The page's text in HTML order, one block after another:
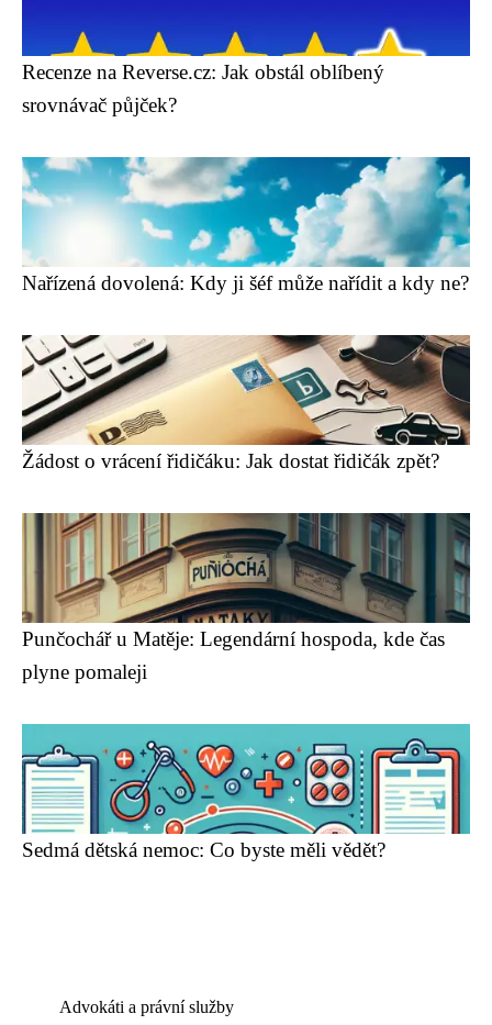
Recenze na Reverse.cz: Jak obstál oblíbený
srovnávač půjček?
Nařízená dovolená: Kdy ji šéf může nařídit a kdy ne?
Žádost o vrácení řidičáku: Jak dostat řidičák zpět?
Punčochář u Matěje: Legendární hospoda, kde čas
plyne pomaleji
Sedmá dětská nemoc: Co byste měli vědět?
Advokáti a právní služby